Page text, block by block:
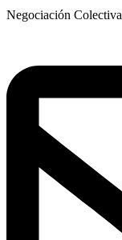
Negociación Colectiva